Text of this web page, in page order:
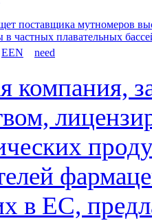
поставщика мутномеров
частных плавательных
EEN need
компания,
в ЕС,